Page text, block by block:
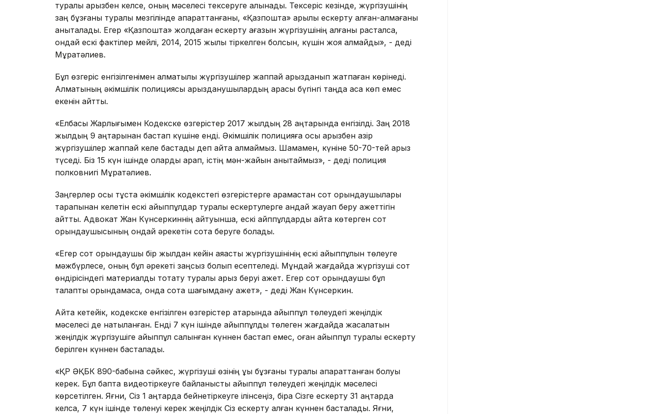
туралы арызбен келсе, оның мәселесі тексеруге алынады. Тексеріс кезінде, жүргізушінің
заң бұзғаны туралы мезгілінде ақпараттанғаны, «Қазпошта» арқылы ескерту алған-алмағаны
анықталады. Егер «Қазпошта» жолдаған ескерту қағазын жүргізушінің алғаны расталса,
ондай ескі фактілер мейлі, 2014, 2015 жылы тіркелген болсын, күшін жоя алмайды», - деді
Мұратәлиев.
Бұл өзгеріс енгізілгенімен алматылық жүргізушілер жаппай арызданып жатпаған көрінеді.
Алматының әкімшілік полициясы арызданушылардың қарасы бүгінгі таңда аса көп емес
екенін айтты.
«Елбасы Жарлығымен Кодекске өзгерістер 2017 жылдың 28 қаңтарында енгізілді. Заң 2018
жылдың 9 қаңтарынан бастап күшіне енді. Әкімшілік полицияға осы арызбен қазір
жүргізушілер жаппай келе бастады деп айта алмаймыз. Шамамен, күніне 50-70-тей арыз
түседі. Біз 15 күн ішінде оларды қарап, істің мән-жайын анықтаймыз», - деді полиция
полковнигі Мұратәлиев.
Заңгерлер осы тұста әкімшілік кодекстегі өзгерістерге қарамастан сот орындаушылары
тарапынан келетін ескі айыппұлдар туралы ескертулерге қандай жауап беру қажеттігін
айтты. Адвокат Жан Күнсеркиннің айтуынша, ескі айппұлдарды қайта көтерген сот
орындаушысының ондай әрекетін сотқа беруге болады.
«Егер сот орындаушы бір жылдан кейін аяқасты жүргізушінінің ескі айыппұлын төлеуге
мәжбүрлесе, оның бұл әрекеті заңсыз болып есептеледі. Мұндай жағдайда жүргізуші сот
өндірісіндегі материалды тоқтату туралы арыз беруі қажет. Егер сот орындаушы бұл
талапты орындамаса, онда сотқа шағымдану қажет», - деді Жан Күнсеркин.
Айта кетейік, кодекске енгізілген өзгерістер қатарында айыппұл төлеудегі жеңілдік
мәселесі де нақтыланған. Енді 7 күн ішінде айыппұлды төлеген жағдайда жасалатын
жеңілдік жүргізушіге айыппұл салынған күннен бастап емес, оған айыппұл туралы ескерту
берілген күннен басталады.
«ҚР ӘҚБК 890-бабына сәйкес, жүргізуші өзінің құқық бұзғаны туралы ақпараттанған болуы
керек. Бұл бапта видеотіркеуге байланысты айыппұл төлеудегі жеңілдік мәселесі
көрсетілген. Яғни, Сіз 1 қаңтарда бейнетіркеуге ілінсеңіз, бірақ Сізге ескерту 31 қаңтарда
келса, 7 күн ішінде төленуі керек жеңілдік Сіз ескерту алған күннен басталады. Яғни,